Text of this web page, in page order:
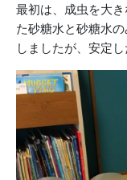
最初は、成虫を大
た砂糖水と砂糖水
しましたが、安定